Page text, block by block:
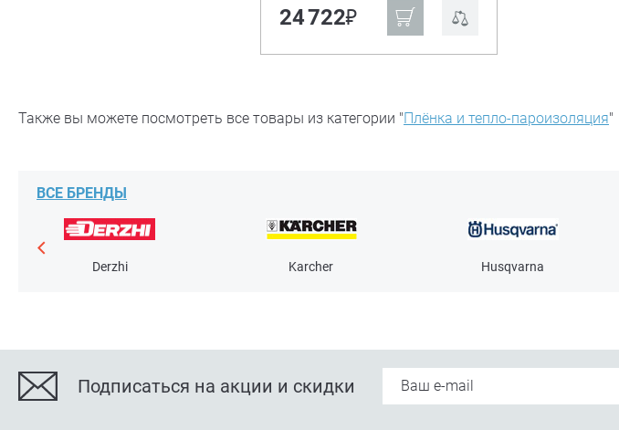
24 722₽
Также вы можете посмотреть все товары из категории "Плёнка и тепло-пароизоляция"
ВСЕ БРЕНДЫ
Derzhi Karcher Husqvarna
Подписаться на акции и скидки